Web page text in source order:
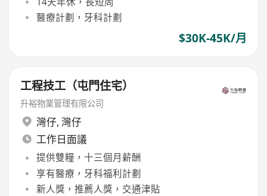
醫療計劃，牙科計劃
$30K-45K/月
工程技工（屯門住宅）
升裕物業管理有限公司
灣仔, 灣仔
工作日面議
提供雙糧，十三個月薪酬
享有醫療，牙科福利計劃
新人獎，推薦人獎，交通津貼